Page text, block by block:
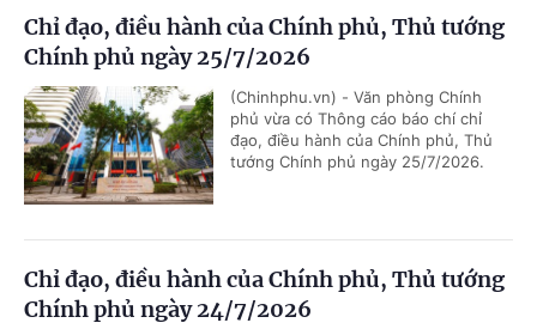
Chỉ đạo, điều hành của Chính phủ, Thủ tướng
Chính phủ ngày 25/7/2026
(Chinhphu.vn) - Văn phòng Chính
phủ vừa có Thông cáo báo chí chỉ
đạo, điều hành của Chính phủ, Thủ
tướng Chính phủ ngày 25/7/2026.
Chỉ đạo, điều hành của Chính phủ, Thủ tướng
Chính phủ ngày 24/7/2026